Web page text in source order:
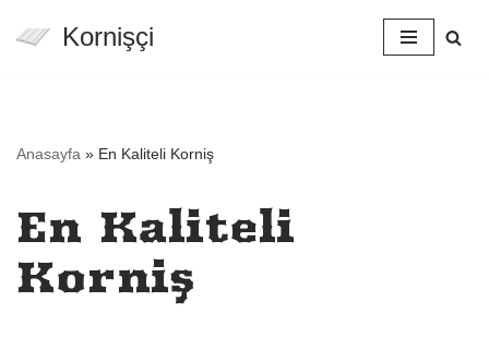
Kornişçi
Anasayfa » En Kaliteli Korniş
En Kaliteli
Korniş